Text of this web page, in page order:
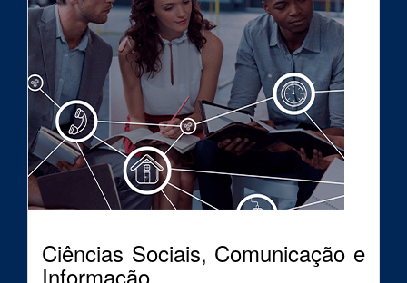
Ciências Sociais, Comunicação e
Informação